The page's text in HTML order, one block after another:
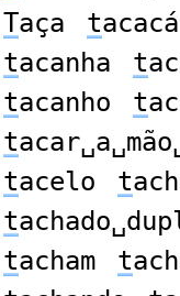
Taça tacacá
tacanha t
tacanho t
t
tacelo t
t
tacham t